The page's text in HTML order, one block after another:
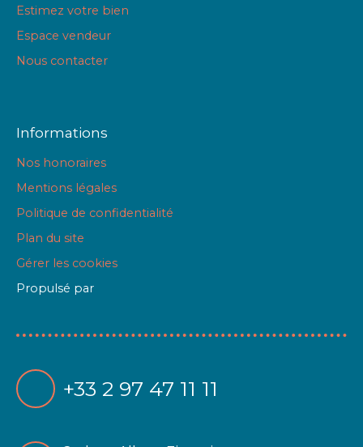
Estimez votre bien
Espace vendeur
Nous contacter
Informations
Nos honoraires
Mentions légales
Politique de confidentialité
Plan du site
Gérer les cookies
Propulsé par
+33 2 97 47 11 11